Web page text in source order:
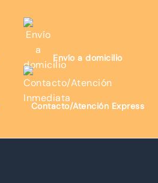
Envío a domicilio
Contacto/Atención Express